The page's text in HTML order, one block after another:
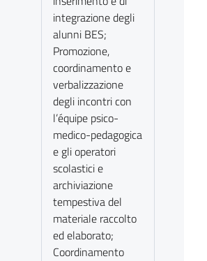
integrazione degli
alunni BES;
Promozione,
coordinamento e
verbalizzazione
degli incontri con
l’équipe psico-
medico-pedagogica
e gli operatori
scolastici e
archiviazione
tempestiva del
materiale raccolto
ed elaborato;
Coordinamento